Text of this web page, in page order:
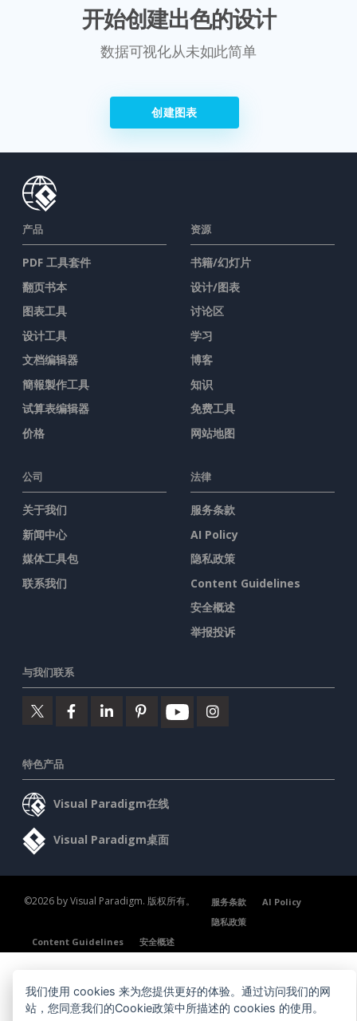
开始创建出色的设计
数据可视化从未如此简单
创建图表
产品
PDF 工具套件
翻页书本
图表工具
设计工具
文档编辑器
簡報製作工具
试算表编辑器
价格
资源
书籍/幻灯片
设计/图表
讨论区
学习
博客
知识
免费工具
网站地图
公司
关于我们
新闻中心
媒体工具包
联系我们
法律
服务条款
AI Policy
隐私政策
Content Guidelines
安全概述
举报投诉
与我们联系
特色产品
Visual Paradigm在线
Visual Paradigm桌面
©2026 by Visual Paradigm. 版权所有。 服务条款
AI Policy
隐私政策
Content Guidelines
安全概述
我们使用 cookies 来为您提供更好的体验。通过访问我们的网
站，您同意我们的Cookie政策中所描述的 cookies 的使用。